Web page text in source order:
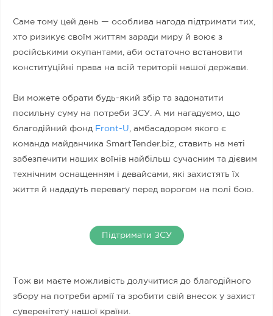
Саме тому цей день — особлива нагода підтримати тих,
хто ризикує своїм життям заради миру й воює з
російськими окупантами, аби остаточно встановити
конституційні права на всій території нашої держави.
Ви можете обрати будь-який збір та задонатити
посильну суму на потреби ЗСУ. А ми нагадуємо, що
благодійний фонд Front-U , амбасадором якого є
команда майданчика SmartTender.biz, ставить на меті
забезпечити наших воїнів найбільш сучасним та дієвим
технічним оснащенням і девайсами, які захистять їх
життя й нададуть перевагу перед ворогом на полі бою.
Підтримати ЗСУ
Тож ви маєте можливість долучитися до благодійного
збору на потреби армії та зробити свій внесок у захист
суверенітету нашої країни.